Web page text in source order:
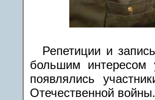
Репетиции и
большим интересом
появлялись
Отечественной войны.